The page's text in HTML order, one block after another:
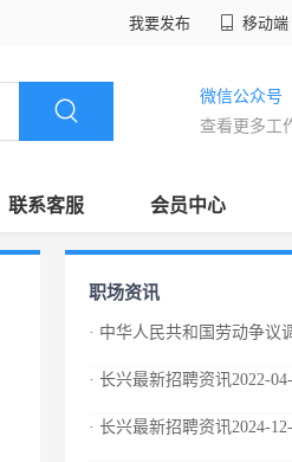
我要发布 移动端
微信公众号
查看更多工
联系客服 会员中心
职场资讯
· 中华人民共和国劳动争议
· 长兴最新招聘资讯2022-
· 长兴最新招聘资讯2024-